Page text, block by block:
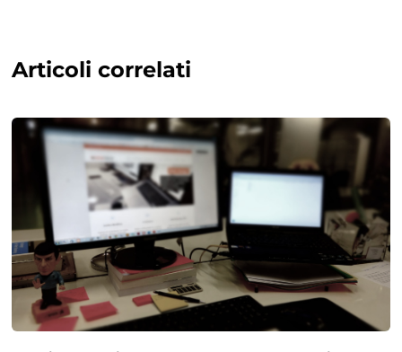
Articoli correlati